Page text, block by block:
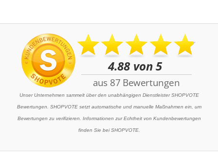
Unser Unternehmen sammelt über den unabhängigen Dienstleister SHOPVOTE
Bewertungen. SHOPVOTE setzt automatische und manuelle Maßnahmen ein, um
Bewertungen zu verifizieren. Informationen zur Echtheit von Kundenbewertungen
finden Sie bei SHOPVOTE.